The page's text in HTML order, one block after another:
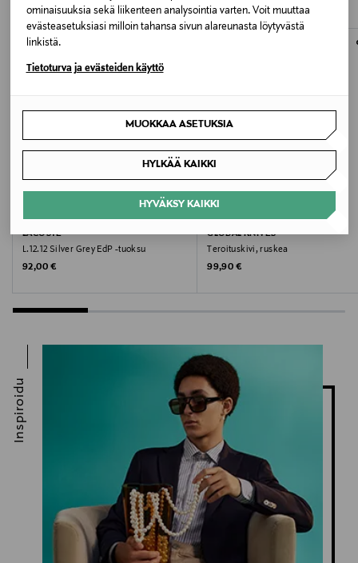
ominaisuuksia sekä liikenteen analysointia varten. Voit muuttaa
evästeasetuksiasi milloin tahansa sivun alareunasta löytyvästä
linkistä.
Tietoturva ja evästeiden käyttö
MUOKKAA ASETUKSIA
HYLKÄÄ KAIKKI
HYVÄKSY KAIKKI
14610
Valmistaja
Falke KGaA
Valmistajan osoite
Falke KGaA, Gieseler Straße 7, 57334 Bad Laasphe,
Germany
Digitaalinen osoite
customercare@falke.com
Avainsanat
puuvillasukat
LACOSTE
L.12.12 Silver Grey EdP -tuoksu
Original Price
92,00 €
GLOBAL KNIVES
Teroituskivi, ruskea
Original Price
99,90 €
Inspiroidu